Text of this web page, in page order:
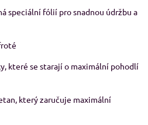
speciální fólií pro snadnou údržbu a
které se starají o maximální pohodlí
který zaručuje maximální